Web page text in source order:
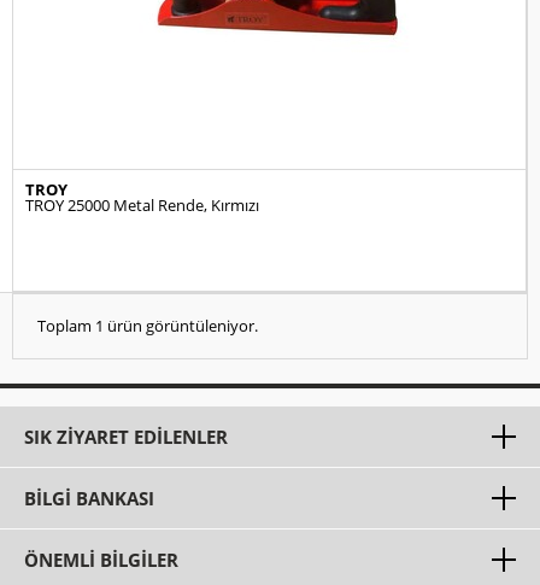
TROY
TROY 25000 Metal Rende, Kırmızı
Toplam 1 ürün görüntüleniyor.
SIK ZIYARET EDILENLER
BILGI BANKASI
ÖNEMLI BILGILER